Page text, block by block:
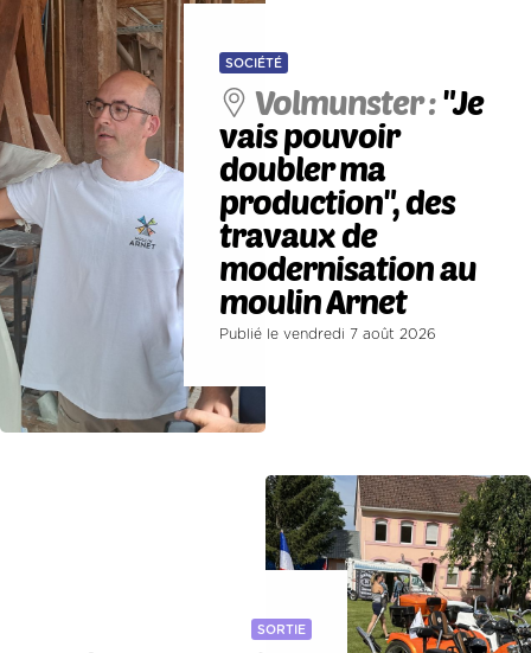
SOCIÉTÉ
Volmunster :"Je
vais pouvoir
doubler ma
production", des
travaux de
modernisation au
moulin Arnet
Publié le vendredi 7 août 2026
SORTIE